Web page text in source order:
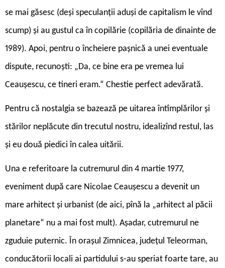
se mai găsesc (deși speculanții aduși de capitalism le vînd
scump) și au gustul ca în copilărie (copilăria de dinainte de
1989). Apoi, pentru o încheiere pașnică a unei eventuale
dispute, recunoști: „Da, ce bine era pe vremea lui
Ceaușescu, ce tineri eram.“ Chestie perfect adevărată.
Pentru că nostalgia se bazează pe uitarea întîmplărilor și
stărilor neplăcute din trecutul nostru, idealizînd restul, las
și eu două piedici în calea uitării.
Una e referitoare la cutremurul din 4 martie 1977,
eveniment după care Nicolae Ceaușescu a devenit un
mare arhitect și urbanist (de aici, pînă la „arhitect al păcii
planetare“ nu a mai fost mult). Așadar, cutremurul ne
zguduie puternic. În orașul Zimnicea, județul Teleorman,
conducătorii locali ai partidului s-au speriat foarte tare, au